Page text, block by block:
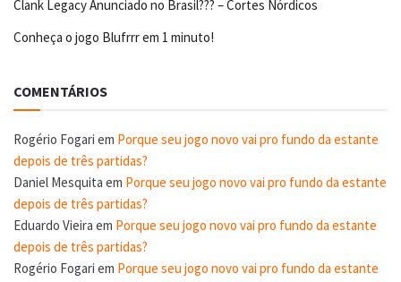
Clank Legacy Anunciado no Brasil??? – Cortes Nórdicos
Conheça o jogo Blufrrr em 1 minuto!
COMENTÁRIOS
Rogério Fogari em Porque seu jogo novo vai pro fundo da estante
depois de três partidas?
Daniel Mesquita em Porque seu jogo novo vai pro fundo da estante
depois de três partidas?
Eduardo Vieira em Porque seu jogo novo vai pro fundo da estante
depois de três partidas?
Rogério Fogari em Porque seu jogo novo vai pro fundo da estante